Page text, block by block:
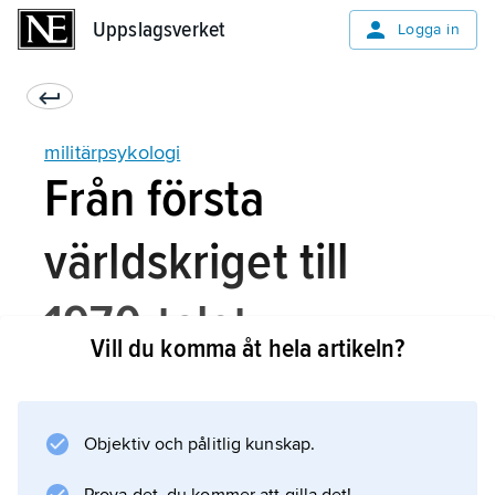
Uppslagsverket Logga in
militärpsykologi
Från första
världskriget till
1970-talet
Militärpsykologin användes tidigast i USA
under första världskriget, då värnpliktiga
Vill du komma åt hela artikeln?
Objektiv och pålitlig kunskap.